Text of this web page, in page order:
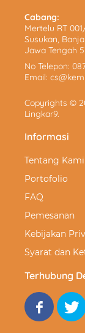
Cabang:
Mertelu RT
Susukan,
Jawa Tengah
No Telepon:
Email:
Copyrights ©
Lingkar9.
Informasi
Tentang Kami
Portofolio
FAQ
Pemesanan
Kebijakan
Syarat dan
Terhubung